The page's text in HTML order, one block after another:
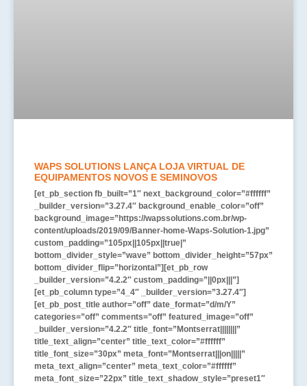
WAPS SOLUTIONS LANÇA LOJA VIRTUAL DE
EQUIPAMENTOS NOVOS E SEMINOVOS
[et_pb_section fb_built=”1″ next_background_color=”#ffffff”
_builder_version=”3.27.4″ background_enable_color=”off”
background_image=”https://wapssolutions.com.br/wp-
content/uploads/2019/09/Banner-home-Waps-Solution-1.jpg”
custom_padding=”105px||105px||true|”
bottom_divider_style=”wave” bottom_divider_height=”57px”
bottom_divider_flip=”horizontal”][et_pb_row
_builder_version=”4.2.2″ custom_padding=”||0px|||”]
[et_pb_column type=”4_4″ _builder_version=”3.27.4″]
[et_pb_post_title author=”off” date_format=”d/m/Y”
categories=”off” comments=”off” featured_image=”off”
_builder_version=”4.2.2″ title_font=”Montserrat||||||||”
title_text_align=”center” title_text_color=”#ffffff”
title_font_size=”30px” meta_font=”Montserrat|||on|||||”
meta_text_align=”center” meta_text_color=”#ffffff”
meta_font_size=”22px” title_text_shadow_style=”preset1″